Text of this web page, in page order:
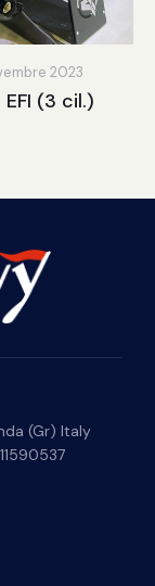
2023
(3 cil.)
(Gr) Italy